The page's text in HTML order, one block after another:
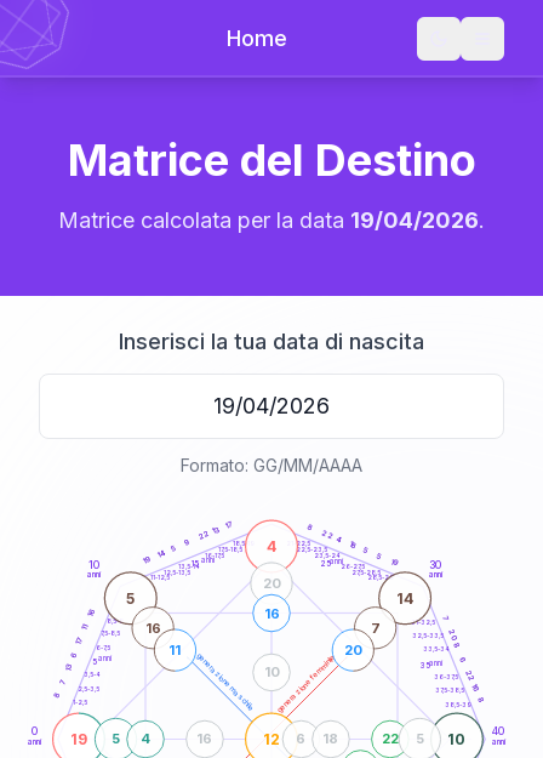
Home
Matrice del Destino
Matrice calcolata per la data 19/04/2026.
Inserisci la tua data di nascita
Formato: GG/MM/AAAA
generazione maschile generazione femminile
0
anni
10
anni
30
anni
40
anni
1-2,5
2,5-3,5
3,5-4
6-7,5
7,5-8,5
8,5-9
11-12,5
12,5-13,5
13,5-14
16-17,5
17,5-18,5
18,5-19
21-22,5
22,5-23,5
23,5-24
26-27,5
27,5-28,5
28,5-29
31-32,5
32,5-33,5
33,5-34
36-37,5
37,5-38,5
38,5-39
8
7
13
6
17
11
16
19
14
5
9
22 13
17 8
22 4
18 5
5
19
7
20
8
6
22
16
8
19
4
10
12
5 14
22
5
20
5
4
16
6 18
16
10
16
11
7
20
5anni
15 anni 25anni
35anni